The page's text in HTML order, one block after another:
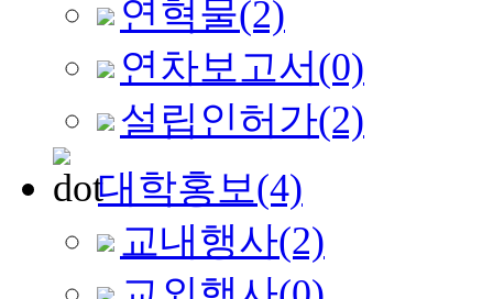
연혁물(2)
연차보고서 (0)
설립인허가(2)
대학홍보(4)
교내행사(2)